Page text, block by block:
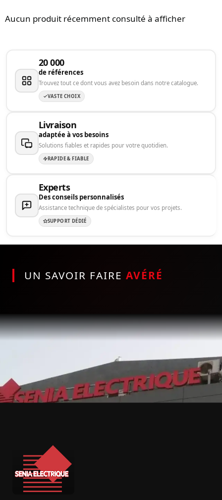
Aucun produit récemment consulté à afficher
20 000
de références
Trouvez tout ce dont vous avez besoin dans notre catalogue.
VASTE CHOIX
Livraison
adaptée à vos besoins
Solutions fiables et rapides pour votre quotidien.
RAPIDE & FIABLE
Experts
Des conseils personnalisés
Assistance technique de spécialistes pour vos projets.
SUPPORT DÉDIÉ
UN SAVOIR FAIRE AVÉRÉ